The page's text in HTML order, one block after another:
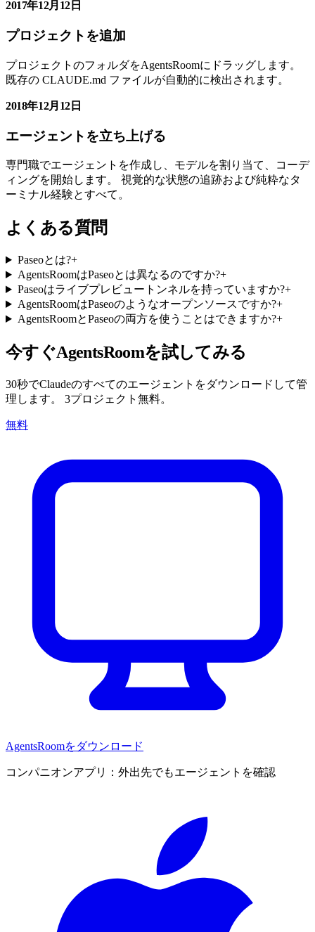
2017年12月12日
プロジェクトを追加
プロジェクトのフォルダをAgentsRoomにドラッグします。
既存の CLAUDE.md ファイルが自動的に検出されます。
2018年12月12日
エージェントを立ち上げる
専門職でエージェントを作成し、モデルを割り当て、コーデ
ィングを開始します。 視覚的な状態の追跡および純粋なタ
ーミナル経験とすべて。
よくある質問
Paseoとは?+
AgentsRoomはPaseoとは異なるのですか?+
Paseoはライブプレビュートンネルを持っていますか?+
AgentsRoomはPaseoのようなオープンソースですか?+
AgentsRoomとPaseoの両方を使うことはできますか?+
今すぐAgentsRoomを試してみる
30秒でClaudeのすべてのエージェントをダウンロードして管
理します。 3プロジェクト無料。
無料
AgentsRoomをダウンロード
コンパニオンアプリ：外出先でもエージェントを確認